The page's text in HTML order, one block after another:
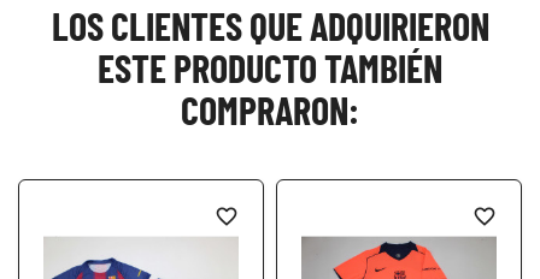
LOS CLIENTES QUE ADQUIRIERON
ESTE PRODUCTO TAMBIÉN
COMPRARON:
favorite_border favorite_border